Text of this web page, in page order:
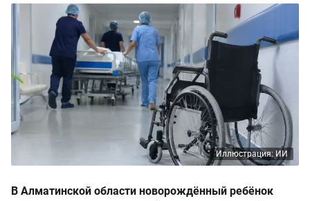
Иллюстрация: ИИ
В Алматинской области новорождённый ребёнок